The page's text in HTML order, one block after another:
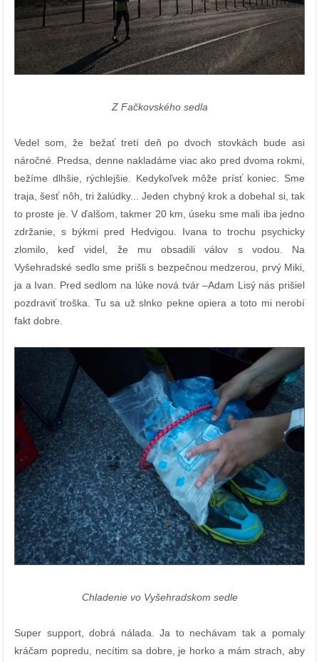
Z Fačkovského sedla
Vedel som, že bežať tretí deň po dvoch stovkách bude asi
náročné. Predsa, denne nakladáme viac ako pred dvoma rokmi,
bežíme dlhšie, rýchlejšie. Kedykoľvek môže prísť koniec. Sme
traja, šesť nôh, tri žalúdky... Jeden chybný krok a dobehal si, tak
to proste je. V ďalšom, takmer 20 km, úseku sme mali iba jedno
zdržanie, s býkmi pred Hedvigou. Ivana to trochu psychicky
zlomilo, keď videl, že mu obsadili válov s vodou. Na
Vyšehradské sedlo sme prišli s bezpečnou medzerou, prvý Miki,
ja a Ivan. Pred sedlom na lúke nová tvár –Adam Lisý nás prišiel
pozdraviť troška. Tu sa už slnko pekne opiera a toto mi nerobí
fakt dobre.
Chladenie vo Vyšehradskom sedle
Super support, dobrá nálada. Ja to nechávam tak a pomaly
kráčam popredu, necítim sa dobre, je horko a mám strach, aby